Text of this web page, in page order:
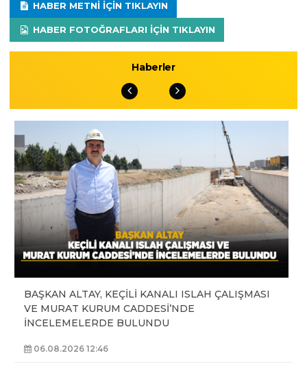
HABER METNI IÇIN TIKLAYIN
HABER FOTOĞRAFLARI IÇIN TIKLAYIN
Haberler
BAŞKAN ALTAY, KEÇİLİ KANALI ISLAH ÇALIŞMASI
VE MURAT KURUM CADDESİ’NDE
İNCELEMELERDE BULUNDU
06.08.2026 12:46